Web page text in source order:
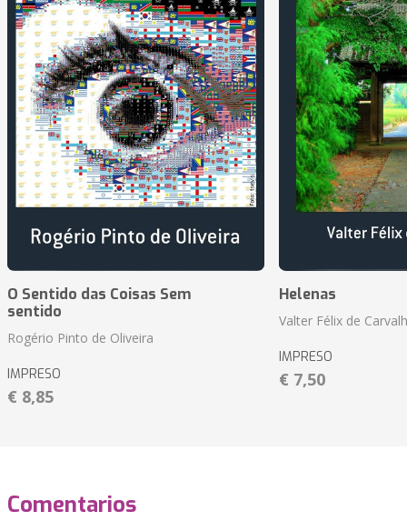
O Sentido das Coisas Sem
sentido
Rogério Pinto de Oliveira
IMPRESO
€ 8,85
Helenas
Valter Félix de
IMPRESO
€ 7,50
Comentarios